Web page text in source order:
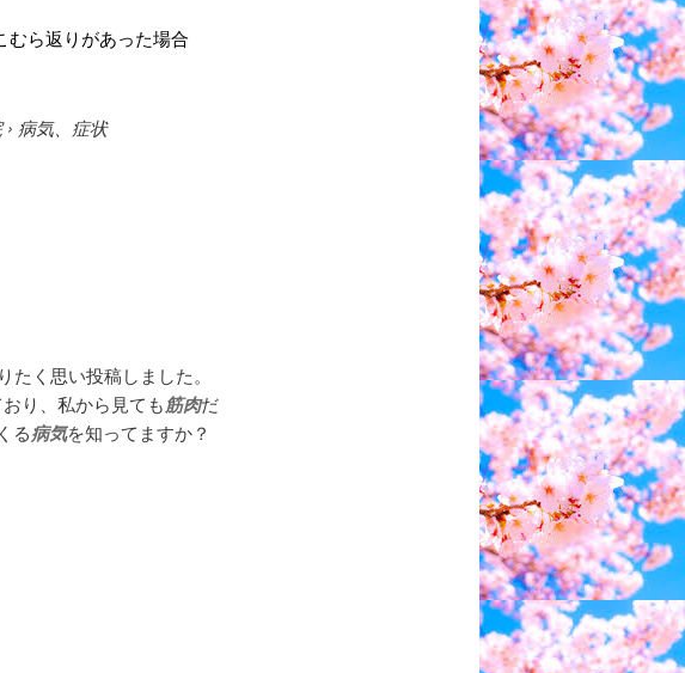
むら返りがあった場合
病気、症状
たく思い投稿しました。
り、私から見ても筋肉だ
る病気を知ってますか？